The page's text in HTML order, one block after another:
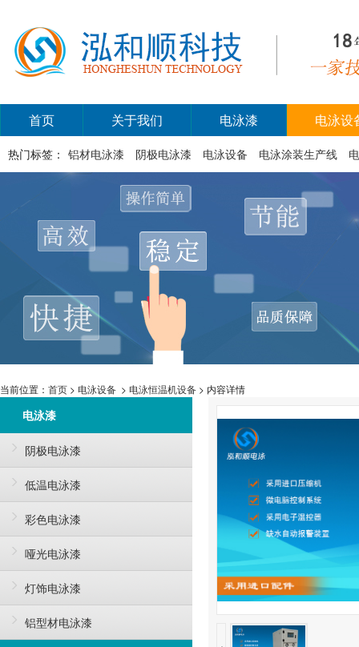
首页 关于我们 电泳漆 电泳设
热门标签： 铝材电泳漆 阴极电泳漆 电泳设备 电泳涂装生产线
当前位置： 首页 > 电泳设备 > 电泳恒温机设备 > 内容详情
电泳漆
阴极电泳漆
低温电泳漆
彩色电泳漆
哑光电泳漆
灯饰电泳漆
铝型材电泳漆